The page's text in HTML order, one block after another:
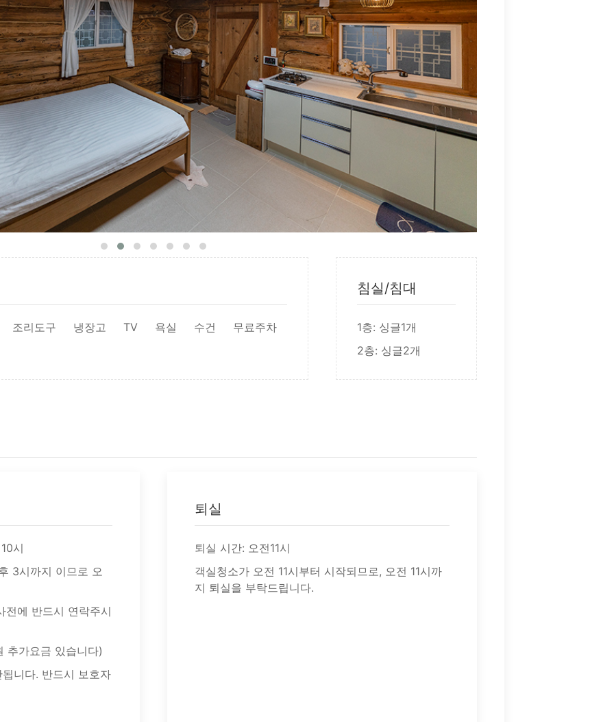
조리도구 냉장고 TV 욕실 수건 무료주차
침실/침대
1층: 싱글1개
2층: 싱글2개
시
3시까지 이므로 오
에 반드시 연락주시
추가요금 있습니다)
니다. 반드시 보호자
퇴실
퇴실 시간: 오전11시
객실청소가 오전 11시부터 시작되므로, 오전 11시까
지 퇴실을 부탁드립니다.